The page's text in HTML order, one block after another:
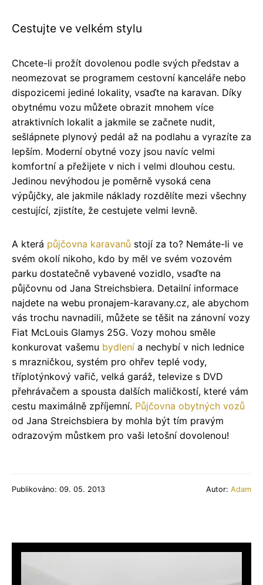
Cestujte ve velkém stylu
Chcete-li prožít dovolenou podle svých představ a
neomezovat se programem cestovní kanceláře nebo
dispozicemi jediné lokality, vsaďte na karavan. Díky
obytnému vozu můžete obrazit mnohem více
atraktivních lokalit a jakmile se začnete nudit,
sešlápnete plynový pedál až na podlahu a vyrazíte za
lepším. Moderní obytné vozy jsou navíc velmi
komfortní a přežijete v nich i velmi dlouhou cestu.
Jedinou nevýhodou je poměrně vysoká cena
výpůjčky, ale jakmile náklady rozdělíte mezi všechny
cestující, zjistíte, že cestujete velmi levně.
A která půjčovna karavanů stojí za to? Nemáte-li ve
svém okolí nikoho, kdo by měl ve svém vozovém
parku dostatečně vybavené vozidlo, vsaďte na
půjčovnu od Jana Streichsbiera. Detailní informace
najdete na webu pronajem-karavany.cz, ale abychom
vás trochu navnadili, můžete se těšit na zánovní vozy
Fiat McLouis Glamys 25G. Vozy mohou směle
konkurovat vašemu bydlení a nechybí v nich lednice
s mrazničkou, systém pro ohřev teplé vody,
tříplotýnkový vařič, velká garáž, televize s DVD
přehrávačem a spousta dalších maličkostí, které vám
cestu maximálně zpříjemní. Půjčovna obytných vozů
od Jana Streichsbiera by mohla být tím pravým
odrazovým můstkem pro vaši letošní dovolenou!
Publikováno: 09. 05. 2013 Autor: Adam